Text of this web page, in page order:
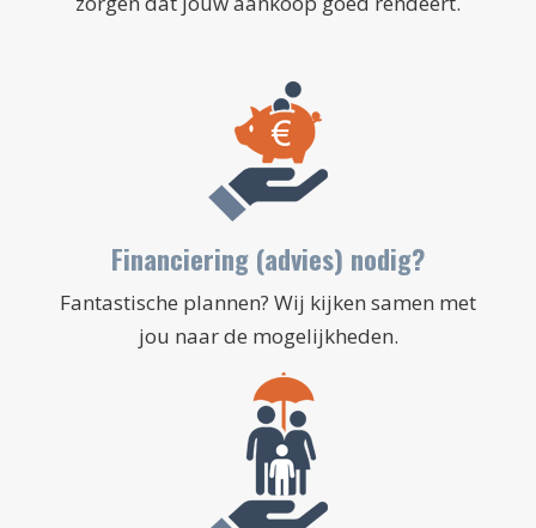
Financiering (advies) nodig?
Fantastische plannen? Wij kijken samen met
jou naar de mogelijkheden.